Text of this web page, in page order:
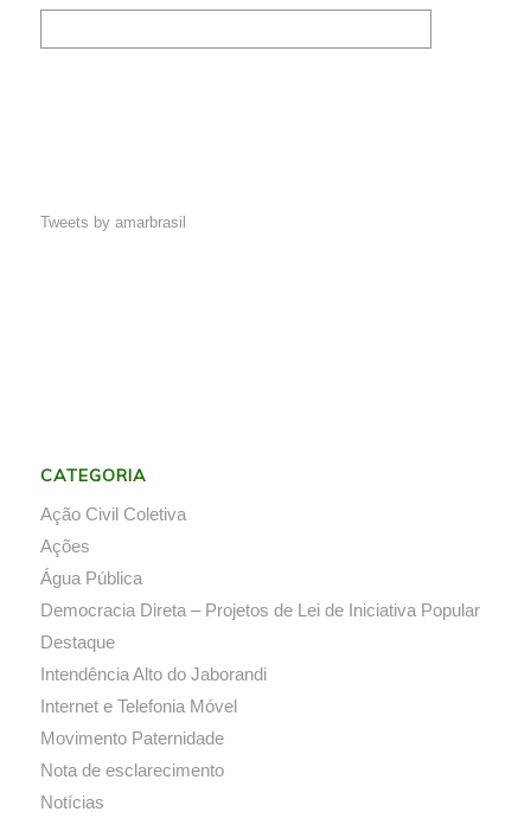
Tweets by amarbrasil
CATEGORIA
Ação Civil Coletiva
Ações
Água Pública
Democracia Direta – Projetos de Lei de Iniciativa Popular
Destaque
Intendência Alto do Jaborandi
Internet e Telefonia Móvel
Movimento Paternidade
Nota de esclarecimento
Notícias